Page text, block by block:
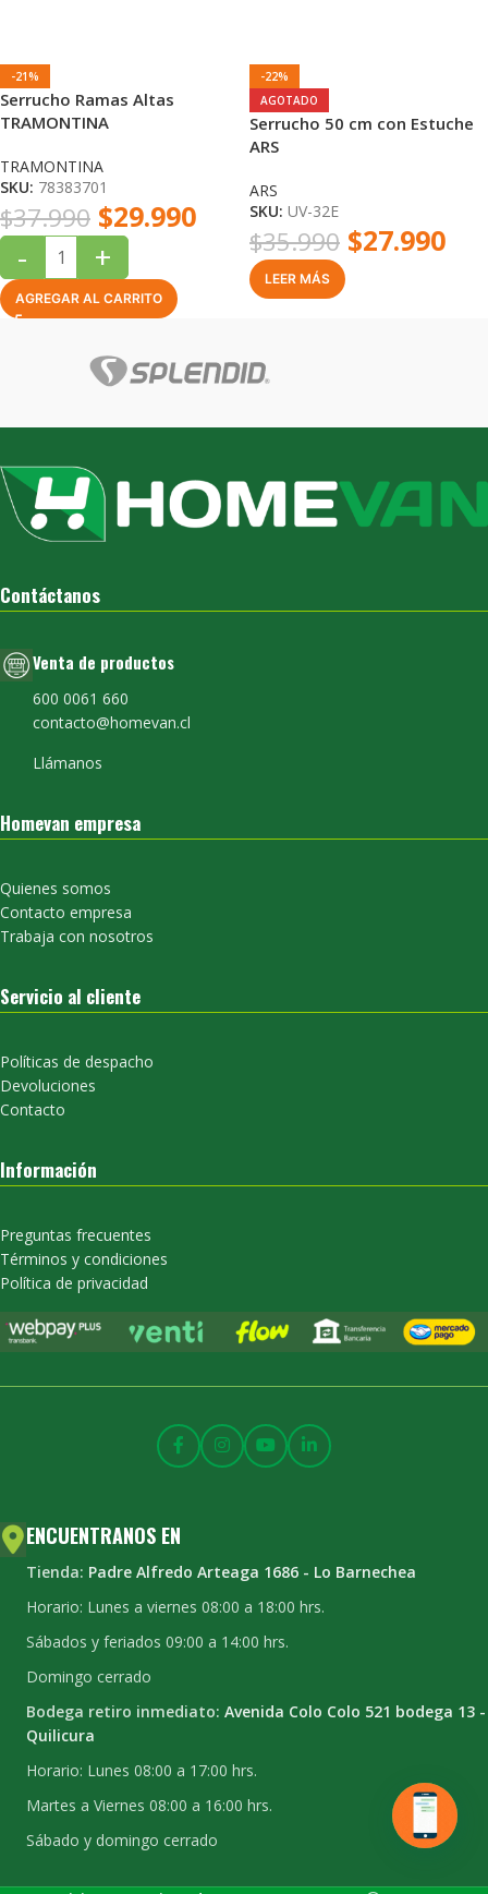
-21%
Serrucho Ramas Altas
TRAMONTINA
TRAMONTINA
SKU: 78383701
$37.990 $29.990
- +
AGREGAR AL CARRITO
-22%
AGOTADO
Serrucho 50 cm con Estuche
ARS
ARS
SKU: UV-32E
$35.990 $27.990
LEER MÁS
Contáctanos
Venta de productos
600 0061 660
contacto@homevan.cl
Llámanos
Homevan empresa
Quienes somos
Contacto empresa
Trabaja con nosotros
Servicio al cliente
Políticas de despacho
Devoluciones
Contacto
Información
Preguntas frecuentes
Términos y condiciones
Política de privacidad
ENCUENTRANOS EN
Tienda: Padre Alfredo Arteaga 1686 - Lo Barnechea
Horario: Lunes a viernes 08:00 a 18:00 hrs.
Sábados y feriados 09:00 a 14:00 hrs.
Domingo cerrado
Bodega retiro inmediato: Avenida Colo Colo 521 bodega 13 -
Quilicura
Horario: Lunes 08:00 a 17:00 hrs.
Martes a Viernes 08:00 a 16:00 hrs.
Sábado y domingo cerrado